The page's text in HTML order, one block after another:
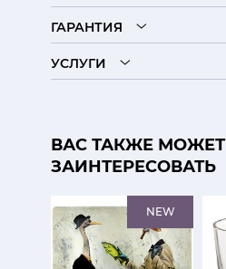
ГАРАНТИЯ
УСЛУГИ
ВАС ТАКЖЕ МОЖЕТ
ЗАИНТЕРЕСОВАТЬ
NEW